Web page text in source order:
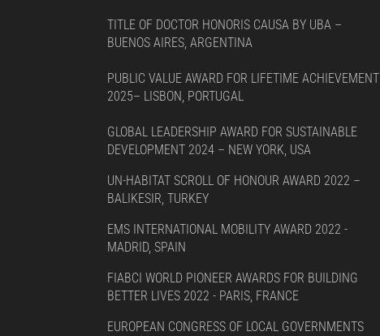
TITLE OF DOCTOR HONORIS CAUSA BY UBA –
BUENOS AIRES, ARGENTINA
PUBLIC VALUE AWARD FOR LIFETIME ACHIEVEMENT
2025– LISBON, PORTUGAL
GLOBAL LEADERSHIP AWARD FOR SUSTAINABLE
DEVELOPMENT 2024 – NEW YORK, USA
UN-HABITAT SCROLL OF HONOUR AWARD 2022 –
BALIKESIR, TURKEY
EMS INTERNATIONAL MOBILITY AWARD 2022 -
MADRID, SPAIN
FIABCI WORLD PIONEER AWARDS FOR BUILDING
BETTER LIVES 2022 - PARIS, FRANCE
EUROPEAN CONGRESS OF LOCAL GOVERNMENTS